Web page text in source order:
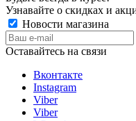
Узнавайте о скидках и
Новости магазина
Оставайтесь на связи
Вконтакте
Instagram
Viber
Viber